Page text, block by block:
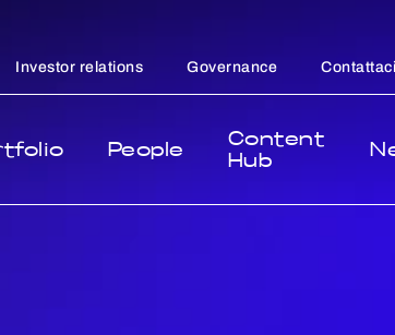
Investor relations Governance Contattaci
People
Content
Hub